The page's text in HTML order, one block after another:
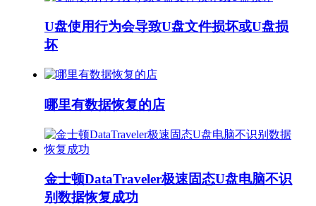
U盘使用行为会导致U盘文件损坏或U盘损
坏
哪里有数据恢复的店
金士顿DataTraveler极速固态U盘电脑不识
别数据恢复成功